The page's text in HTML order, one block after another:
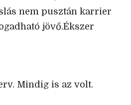
nem pusztán karrier
jövő.Ékszer
Mindig is az volt.